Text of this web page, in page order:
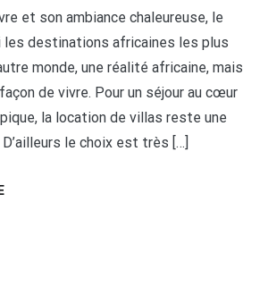
et son ambiance chaleureuse, le
les destinations africaines les plus
monde, une réalité africaine, mais
de vivre. Pour un séjour au cœur
la location de villas reste une
le choix est très […]